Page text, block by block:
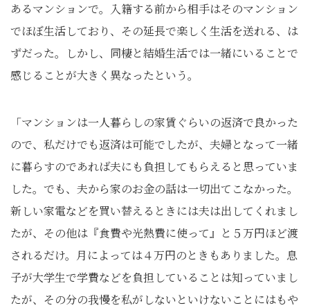
あるマンションで。入籍する前から相手はそのマンション
でほぼ生活しており、その延長で楽しく生活を送れる、は
ずだった。しかし、同棲と結婚生活では一緒にいることで
感じることが大きく異なったという。
「マンションは一人暮らしの家賃ぐらいの返済で良かった
ので、私だけでも返済は可能でしたが、夫婦となって一緒
に暮らすのであれば夫にも負担してもらえると思っていま
した。でも、夫から家のお金の話は一切出てこなかった。
新しい家電などを買い替えるときには夫は出してくれまし
たが、その他は『食費や光熱費に使って』と５万円ほど渡
されるだけ。月によっては４万円のときもありました。息
子が大学生で学費などを負担していることは知っていまし
たが、その分の我慢を私がしないといけないことにはもや